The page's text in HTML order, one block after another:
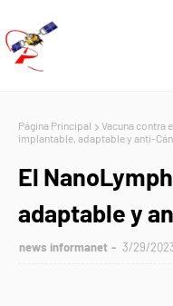
Página Principal Vacuna contra
implantable, adaptable y anti-
El
adaptable y
news informanet 3/29/